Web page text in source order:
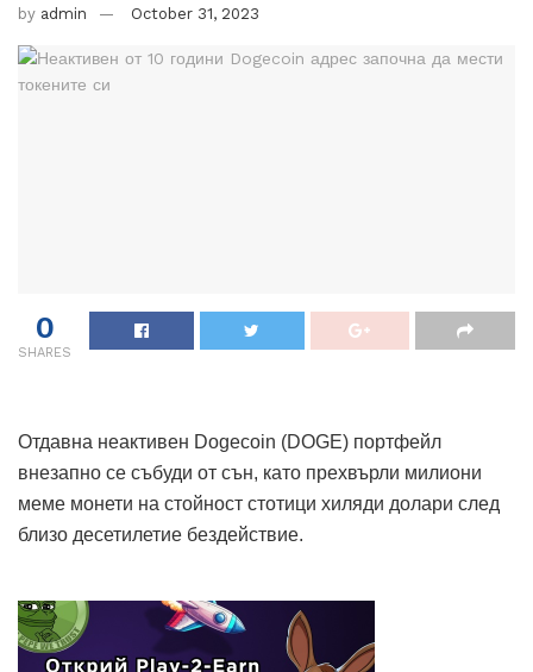
by admin October 31, 2023
0
SHARES
Отдавна неактивен Dogecoin (DOGE) портфейл
внезапно се събуди от сън, като прехвърли милиони
меме монети на стойност стотици хиляди долари след
близо десетилетие бездействие.